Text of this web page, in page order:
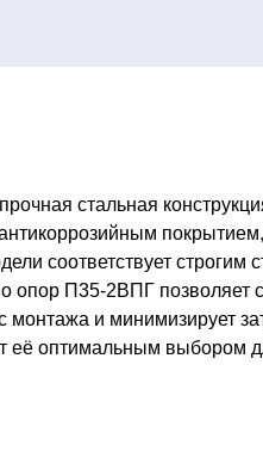
стальная
соответствует
П35-2ВПГ позволяет
и минимизирует
её оптимальным выбором